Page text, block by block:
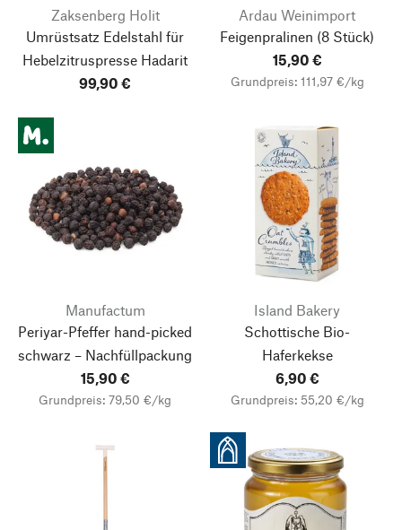
Zaksenberg Holit
Umrüstsatz Edelstahl für
Hebelzitruspresse Hadarit
99,90 €
Ardau Weinimport
Feigenpralinen (8 Stück)
15,90 €
Grundpreis: 111,97 €/kg
Manufactum
Periyar-Pfeffer hand-picked
schwarz – Nachfüllpackung
15,90 €
Grundpreis: 79,50 €/kg
Island Bakery
Schottische Bio-
Haferkekse
6,90 €
Grundpreis: 55,20 €/kg